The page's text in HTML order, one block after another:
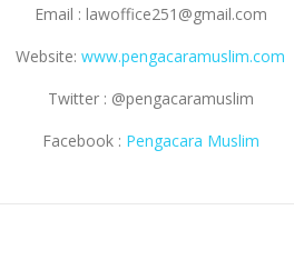
Email : lawoffice251@gmail.com
Website: www.pengacaramuslim.com
Twitter : @pengacaramuslim
Facebook : Pengacara Muslim